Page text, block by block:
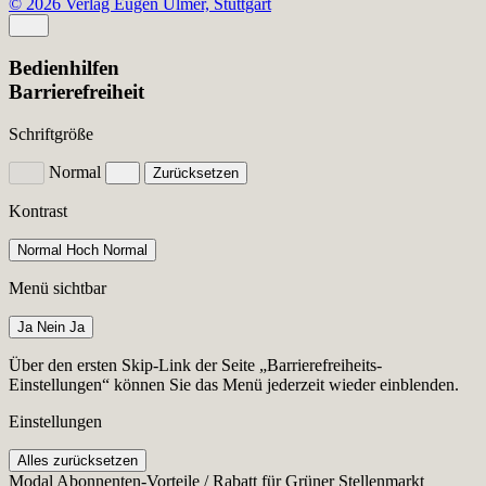
Bedienhilfen
Barrierefreiheit
Schriftgröße
Normal Zurücksetzen
Kontrast
Normal Hoch Normal
Menü sichtbar
Ja Nein Ja
Über den ersten Skip-Link der Seite „Barrierefreiheits-
Einstellungen“ können Sie das Menü jederzeit wieder einblenden.
Einstellungen
Alles zurücksetzen
Modal Abonnenten-Vorteile / Rabatt für Grüner Stellenmarkt